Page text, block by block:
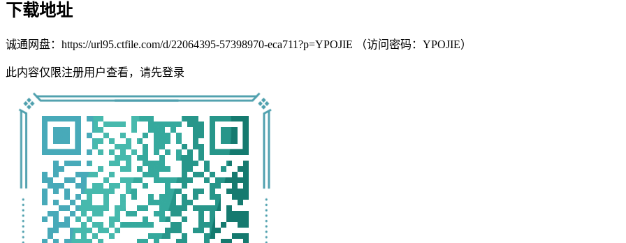
下载地址
诚通网盘：https://url95.ctfile.com/d/22064395-57398970-eca711?p=YPOJIE （访问密码：YPOJIE）
此内容仅限注册用户查看，请先登录